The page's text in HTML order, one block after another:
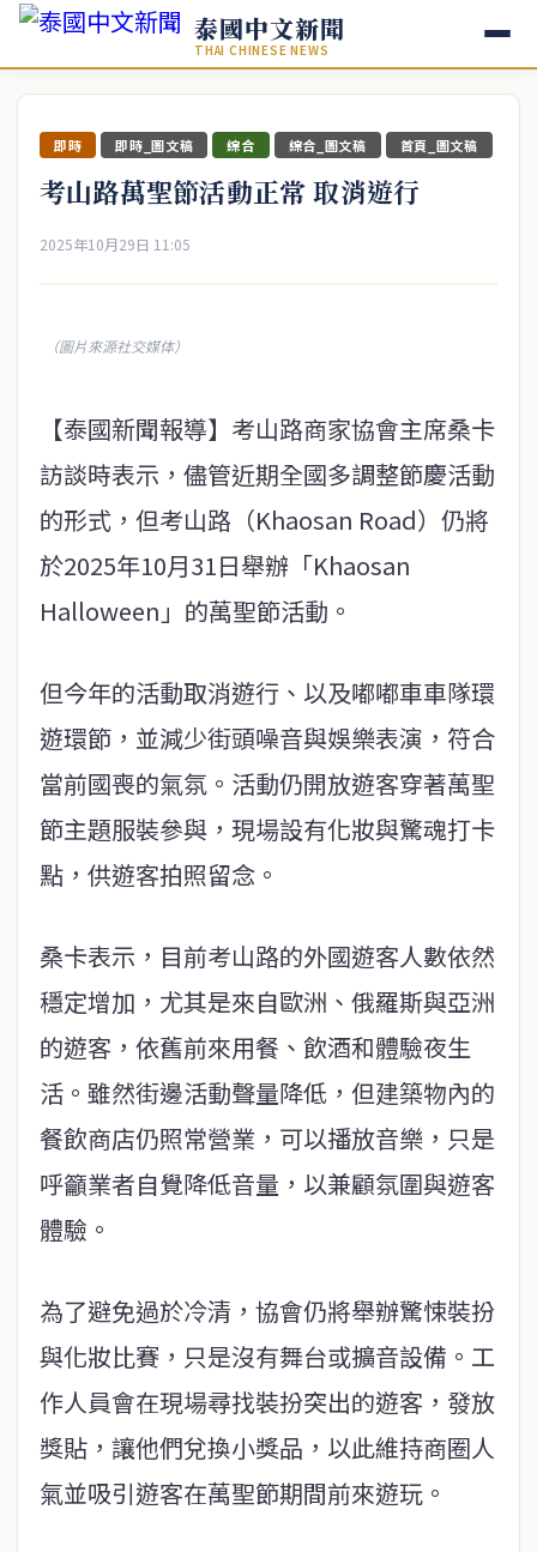
泰國中文新聞
THAI CHINESE NEWS
即時 即時_圖文稿 綜合 綜合_圖文稿 首頁_圖文稿
考山路萬聖節活動正常 取消遊行
2025年10月29日 11:05
（圖片來源社交媒体）
【泰國新聞報導】考山路商家協會主席桑卡
訪談時表示，儘管近期全國多調整節慶活動
的形式，但考山路（Khaosan Road）仍將
於2025年10月31日舉辦「Khaosan
Halloween」的萬聖節活動。
但今年的活動取消遊行、以及嘟嘟車車隊環
遊環節，並減少街頭噪音與娛樂表演，符合
當前國喪的氣氛。活動仍開放遊客穿著萬聖
節主題服裝參與，現場設有化妝與驚魂打卡
點，供遊客拍照留念。
桑卡表示，目前考山路的外國遊客人數依然
穩定增加，尤其是來自歐洲、俄羅斯與亞洲
的遊客，依舊前來用餐、飲酒和體驗夜生
活。雖然街邊活動聲量降低，但建築物內的
餐飲商店仍照常營業，可以播放音樂，只是
呼籲業者自覺降低音量，以兼顧氛圍與遊客
體驗。
為了避免過於冷清，協會仍將舉辦驚悚裝扮
與化妝比賽，只是沒有舞台或擴音設備。工
作人員會在現場尋找裝扮突出的遊客，發放
獎貼，讓他們兌換小獎品，以此維持商圈人
氣並吸引遊客在萬聖節期間前來遊玩。